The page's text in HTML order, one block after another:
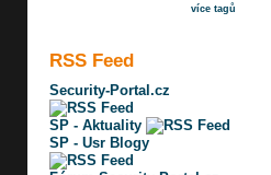
více tagů
RSS Feed
Security-Portal.cz
SP - Aktuality
SP - Usr Blogy